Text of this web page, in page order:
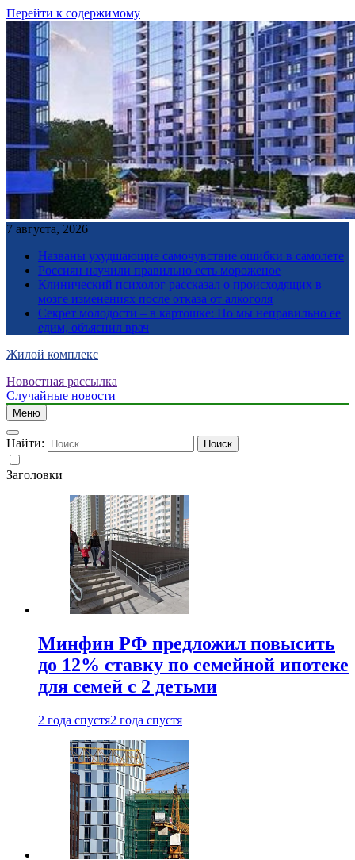
Перейти к содержимому
7 августа, 2026
Названы ухудшающие самочувствие ошибки в самолете
Россиян научили правильно есть мороженое
Клинический психолог рассказал о происходящих в
мозге изменениях после отказа от алкоголя
Секрет молодости – в картошке: Но мы неправильно ее
едим, объяснил врач
Жилой комплекс
Новостная рассылка
Случайные новости
Меню
Найти:
Заголовки
Минфин РФ предложил повысить
до 12% ставку по семейной ипотеке
для семей с 2 детьми
2 года спустя2 года спустя